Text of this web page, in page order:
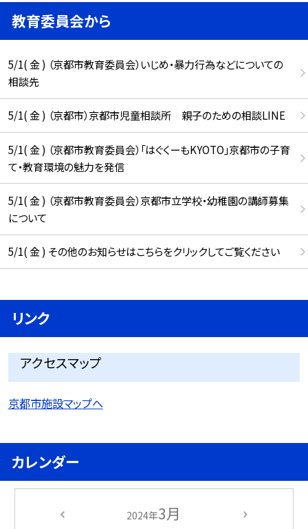
教育委員会から
5/1( 金 ) （京都市教育委員会）いじめ・暴力行為などについての
相談先
5/1( 金 ) （京都市）京都市児童相談所 親子のための相談LINE
5/1( 金 ) （京都市教育委員会）「はぐくーもKYOTO」京都市の子育
て・教育環境の魅力を発信
5/1( 金 ) （京都市教育委員会）京都市立学校・幼稚園の講師募集
について
5/1( 金 ) その他のお知らせはこちらをクリックしてご覧ください
リンク
アクセスマップ
京都市施設マップへ
カレンダー
2024年3月